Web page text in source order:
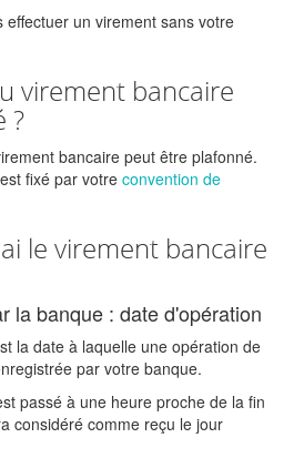
effectuer un virement sans votre
virement bancaire
?
bancaire peut être plafonné.
fixé par votreconvention de
le virement bancaire
la banque : date d'opération
la date à laquelle une opération de
par votre banque.
passé à une heure proche de la fin
considéré comme reçu le jour